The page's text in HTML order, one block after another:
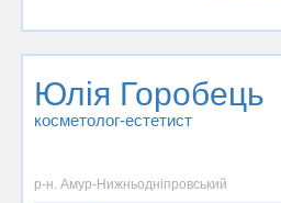
Юлія Горобець
косметолог-естетист
р-н. Амур-Нижньодніпровський